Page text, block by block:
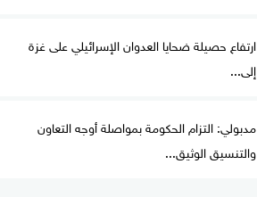
ارتفاع حصيلة ضحايا العدوان الإسرائيلي على غزة
إلى...
مدبولي: التزام الحكومة بمواصلة أوجه التعاون
والتنسيق الوثيق...